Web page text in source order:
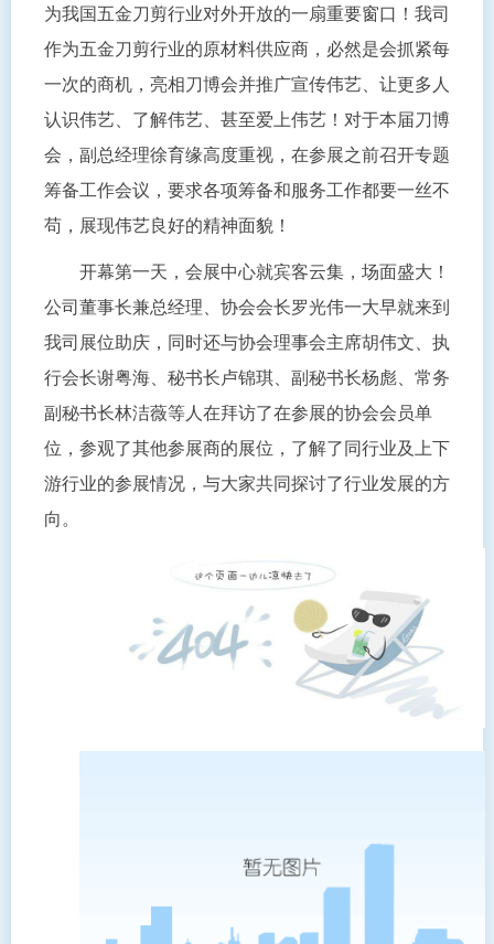
为我国五金刀剪行业对外开放的一扇重要窗口！我司
作为五金刀剪行业的原材料供应商，必然是会抓紧每
一次的商机，亮相刀博会并推广宣传伟艺、让更多人
认识伟艺、了解伟艺、甚至爱上伟艺！对于本届刀博
会，副总经理徐育缘高度重视，在参展之前召开专题
筹备工作会议，要求各项筹备和服务工作都要一丝不
苟，展现伟艺良好的精神面貌！
开幕第一天，会展中心就宾客云集，场面盛大！
公司董事长兼总经理、协会会长罗光伟一大早就来到
我司展位助庆，同时还与协会理事会主席胡伟文、执
行会长谢粤海、秘书长卢锦琪、副秘书长杨彪、常务
副秘书长林洁薇等人在拜访了在参展的协会会员单
位，参观了其他参展商的展位，了解了同行业及上下
游行业的参展情况，与大家共同探讨了行业发展的方
向。